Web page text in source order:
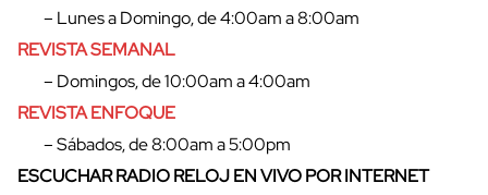
cerrar
– Lunes a Domingo, de 4:00am a 8:00am
REVISTA SEMANAL
– Domingos, de 10:00am a 4:00am
REVISTA ENFOQUE
– Sábados, de 8:00am a 5:00pm
ESCUCHAR RADIO RELOJ EN VIVO POR INTERNET